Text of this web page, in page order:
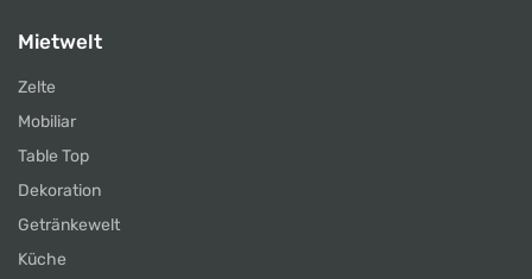
Mietwelt
Zelte
Mobiliar
Table Top
Dekoration
Getränkewelt
Küche